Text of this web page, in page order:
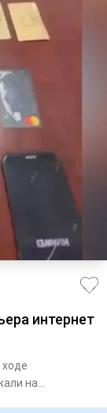
интернет
на